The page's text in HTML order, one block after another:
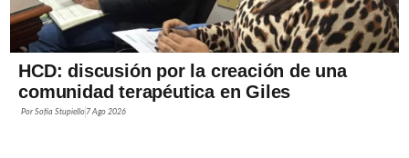
HCD: discusión por la creación de una
comunidad terapéutica en Giles
PorSofía Stupiello 7 Ago 2026